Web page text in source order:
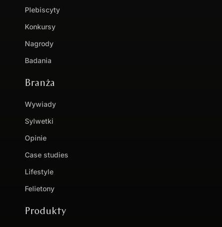
Plebiscyty
Konkursy
Nagrody
Badania
Branża
Wywiady
Sylwetki
Opinie
Case studies
Lifestyle
Felietony
Produkty